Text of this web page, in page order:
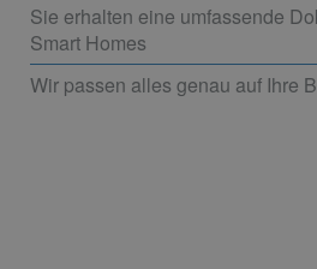
Sie erhalten eine umfassende
Smart Homes
Wir passen alles genau auf Ihre